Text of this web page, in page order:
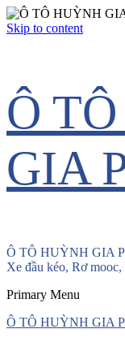
Skip to content
Ô
GIA
Ô TÔ HUỲNH GIA
Xe đầu kéo, Rơ
Primary Menu
Ô TÔ HUỲNH GIA